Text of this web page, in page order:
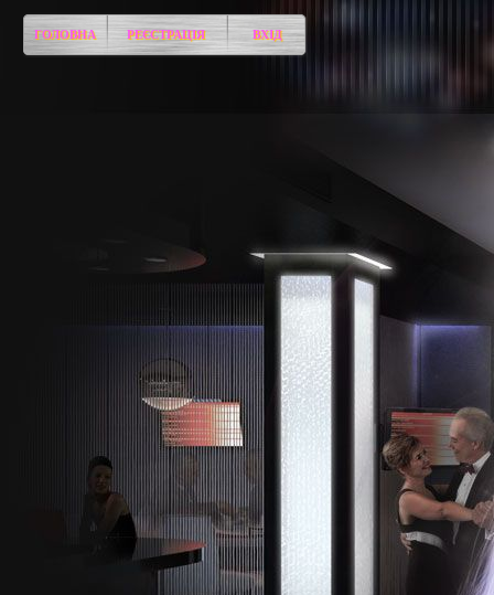
ГОЛОВНА РЕЄСТРАЦІЯ ВХІД